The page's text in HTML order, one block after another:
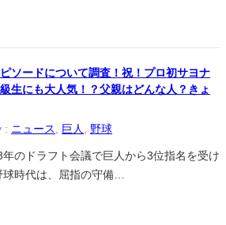
ソードについて調査！祝！プロ初サヨナ
生にも大人気！？父親はどんな人？きょ
: ニュース 巨人 野球
のドラフト会議で巨人から3位指名を受け
球時代は、屈指の守備…